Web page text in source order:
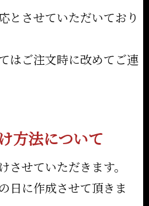
とさせていただいており
はご注文時に改めてご連
方法について
せていただきます。
日に作成させて頂きま